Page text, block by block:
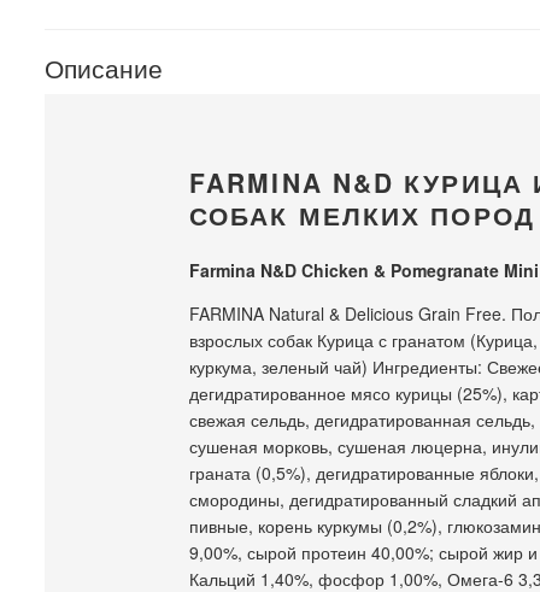
Описание
FARMINA N&D
СОБАК МЕЛКИХ ПОРОД
Farmina N&D Chicken & Pomegranate Mini
FARMINA Natural & Delicious Grain Free.
взрослых собак Курица с гранатом
куркума, зеленый чай) Ингредиенты:
дегидратированное мясо курицы (25%),
свежая сельдь, дегидратированная
сушеная морковь, сушеная люцерна,
граната (0,5%), дегидратированные
смородины, дегидратированный сладкий
пивные, корень куркумы (0,2%),
9,00%, сырой протеин 40,00%; сырой жир
Кальций 1,40%, фосфор 1,00%, Омега-6